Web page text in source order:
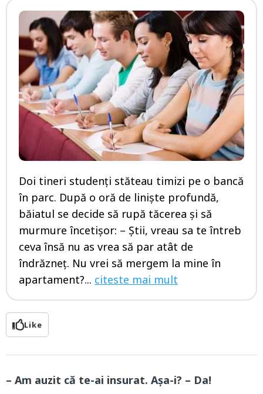
Doi tineri studenți stăteau timizi pe o bancă
în parc. După o oră de linişte profundă,
băiatul se decide să rupă tăcerea și să
murmure încetișor: – Știi, vreau sa te întreb
ceva însă nu as vrea să par atât de
îndrăzneț. Nu vrei să mergem la mine în
apartament?... citeste mai mult
Like
– Am auzit că te-ai insurat. Așa-i? – Da!